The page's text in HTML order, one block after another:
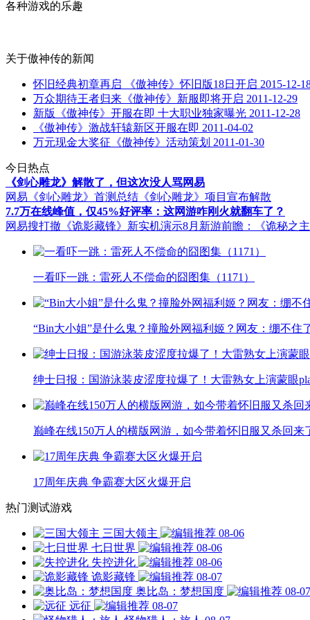
各种游戏的乐趣
关于傲神传的新闻
怀旧经典初章再启 《傲神传》怀旧版18日开启 2015-12-
万众期待王者归来《傲神传》新服即将开启 2011-12-29
新版《傲神传》开服在即 十大职业独家曝光 2011-12-28
《傲神传》激战轩辕新区开服在即 2011-04-02
万元现金大奖征《傲神传》活动策划 2011-01-30
今日热点
《剑心雕龙》解散了，但这次没人骂网易
网易《剑心雕龙》首测总结 《剑心雕龙》项目宣布解散
7.7万在线峰值，仅45%好评率：这网游咋刚火就翻车了？
网易搜打撤《诡影藏锋》新实机演示8月新游前瞻：《诡秘之
一看吓一跳：雷死人不偿命的囧图集（1171）
“Bin大小姐”是什么鬼？撞脸外网福利姬？网友：绷不住
绅士日报：国游泳装皮涩度拉爆了！大雷熟女上演蒙眼
巅峰在线150万人的横版网游，如今带着怀旧服又杀回来
17周年庆典 争霸赛大区火爆开启
热门测试游戏
三国大领主
08-06
七日世界
08-06
失控进化
08-06
诡影藏锋
08-07
奥比岛：梦想国度
08-07
远征
08-07